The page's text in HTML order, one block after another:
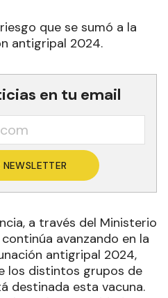
que se sumó a la
antigripal 2024.
en tu email
NEWSLETTER
a través del Ministerio
avanzando en la
antigripal 2024,
los distintos grupos de
destinada esta vacuna.